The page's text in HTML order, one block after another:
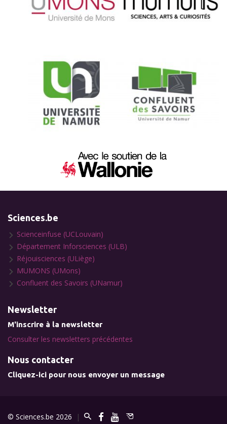
Sciences.be
Scienceinfuse (UCLouvain)
Département Inforsciences (ULB)
Réjouisciences (ULiège)
MUMONS (UMons)
Confluent des Savoirs (UNamur)
Newsletter
M'inscrire à la newsletter
Consulter les newsletters précédentes
Nous contacter
Cliquez-ici pour nous envoyer un message
© Sciences.be 2026 |